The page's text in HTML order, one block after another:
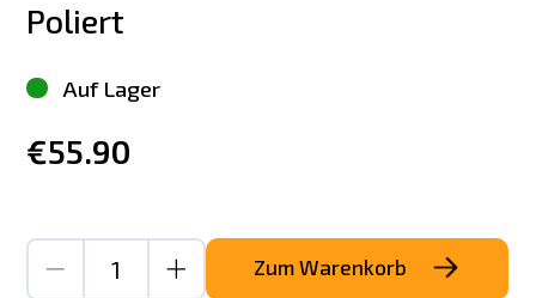
Poliert
Auf Lager
€55.90
Zum Warenkorb